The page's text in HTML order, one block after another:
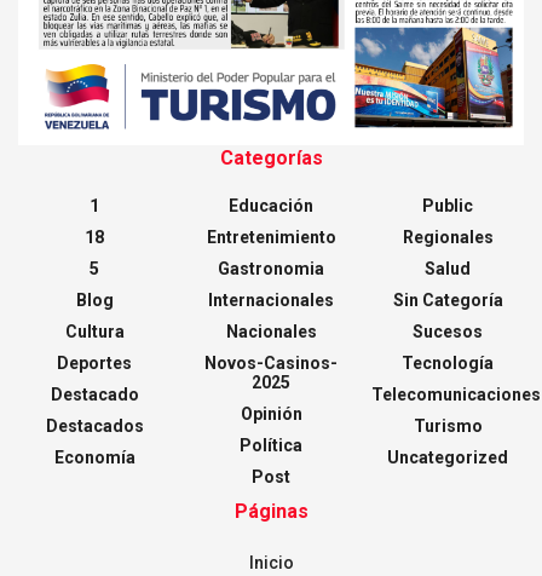
Categorías
1
18
5
Blog
Cultura
Deportes
Destacado
Destacados
Economía
Educación
Entretenimiento
Gastronomia
Internacionales
Nacionales
Novos-Casinos-
2025
Opinión
Política
Post
Public
Regionales
Salud
Sin Categoría
Sucesos
Tecnología
Telecomunicaciones
Turismo
Uncategorized
Páginas
Inicio